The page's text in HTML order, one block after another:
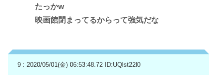
たっかw
映画館閉まってるからって強気だな
9 : 2020/05/01(金) 06:53:48.72 ID:UQlst22l0